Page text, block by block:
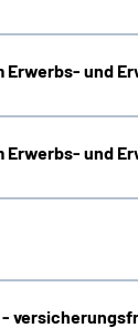
und
Erwerbs- und